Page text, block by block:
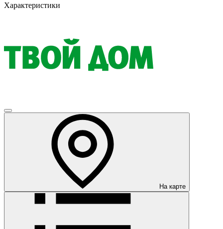
Характеристики
На карте